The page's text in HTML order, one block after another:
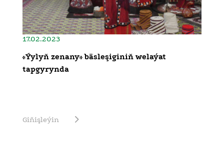
17.02.2023
«Ýylyň zenany» bäsleşiginiň welaýat
tapgyrynda
Giňişleýin